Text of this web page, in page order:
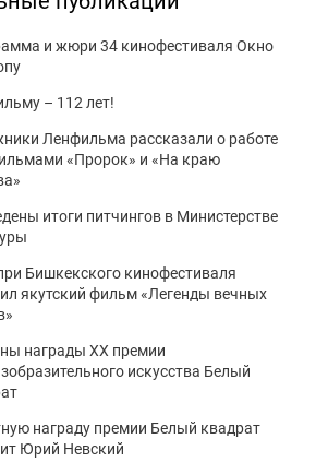
и жюри 34 кинофестиваля Окно
– 112 лет!
Ленфильма рассказали о работе
«Пророк» и «На краю
итоги питчингов в Министерстве
Бишкекского кинофестиваля
якутский фильм «Легенды вечных
награды XX премии
искусства Белый
награду премии Белый квадрат
Юрий Невский